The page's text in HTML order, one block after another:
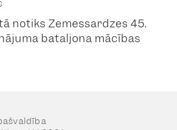
notiks Zemessardzes 45.
bataljona mācības